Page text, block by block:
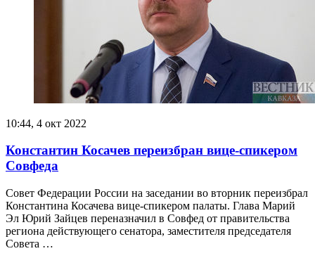
10:44, 4 окт 2022
Константин Косачев переизбран вице-спикером
Совфеда
Совет Федерации России на заседании во вторник переизбрал
Константина Косачева вице-спикером палаты. Глава Марий
Эл Юрий Зайцев переназначил в Совфед от правительства
региона действующего сенатора, заместителя председателя
Совета …